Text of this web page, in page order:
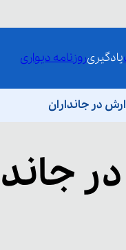
یادگیریروزنامه دیواری
در جانداران